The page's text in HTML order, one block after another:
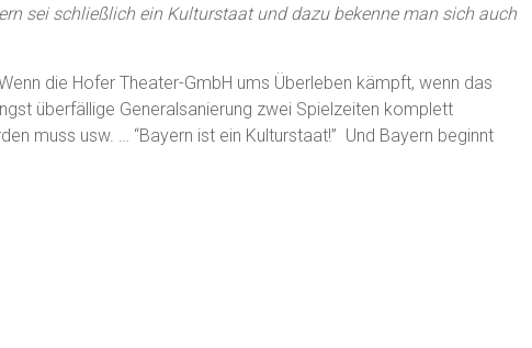
sei schließlich ein Kulturstaat und dazu bekenne man sich auch
die Hofer Theater-GmbH ums Überleben kämpft, wenn das
überfällige Generalsanierung zwei Spielzeiten komplett
muss usw. … “Bayern ist ein Kulturstaat!” Und Bayern beginnt